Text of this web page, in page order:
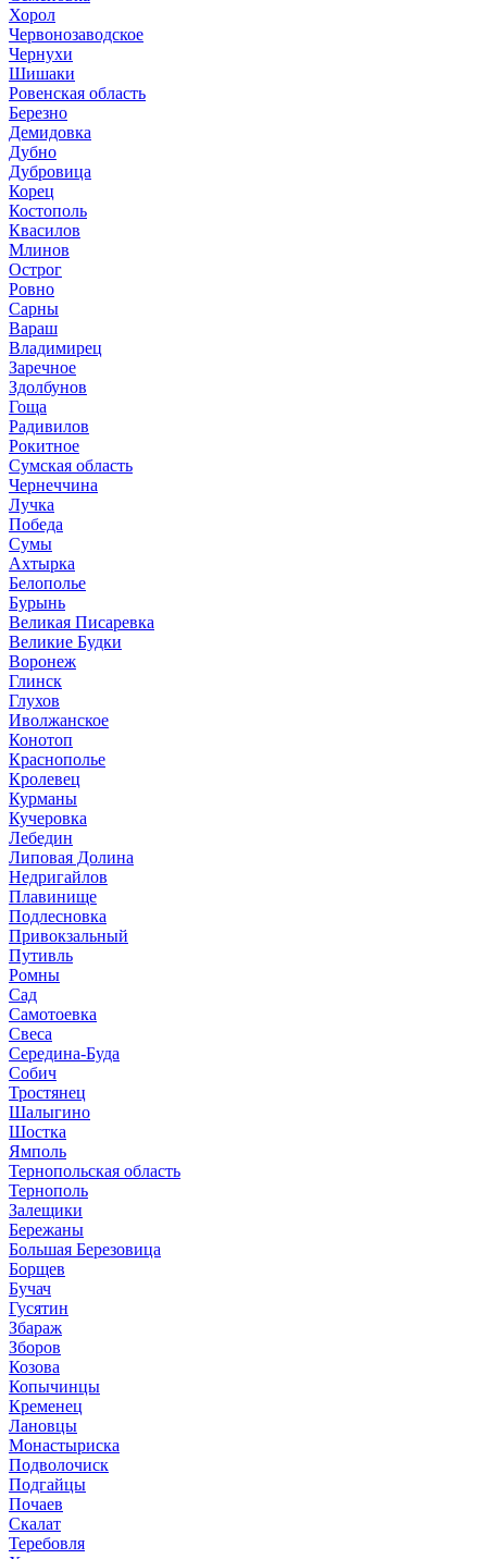
Хорол
Червонозаводское
Чернухи
Шишаки
Ровенская область
Березно
Демидовка
Дубно
Дубровица
Корец
Костополь
Квасилов
Млинов
Острог
Ровно
Сарны
Вараш
Владимирец
Заречное
Здолбунов
Гоща
Радивилов
Рокитное
Сумская область
Чернеччина
Лучка
Победа
Сумы
Ахтырка
Белополье
Бурынь
Великая Писаревка
Великие Будки
Воронеж
Глинск
Глухов
Иволжанское
Конотоп
Краснополье
Кролевец
Курманы
Кучеровка
Лебедин
Липовая Долина
Недригайлов
Плавинище
Подлесновка
Привокзальный
Путивль
Ромны
Сад
Самотоевка
Свеса
Середина-Буда
Собич
Тростянец
Шалыгино
Шостка
Ямполь
Тернопольская область
Тернополь
Залещики
Бережаны
Большая Березовица
Борщев
Бучач
Гусятин
Збараж
Зборов
Козова
Копычинцы
Кременец
Лановцы
Монастыриска
Подволочиск
Подгайцы
Почаев
Скалат
Теребовля